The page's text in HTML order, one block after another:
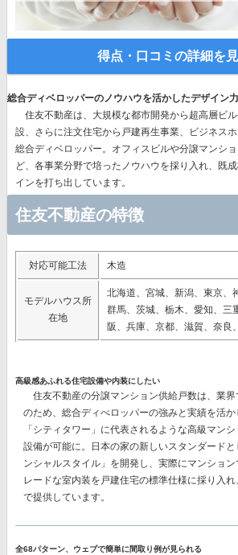
得点・口コミの詳細を
総合ディベロッパーのノウハウを活かしたデザイン力
住友不動産は、 大規模な都市開発から超高層ビ
設、さらに注文住宅から戸建再生事業、ビジネス
総合ディベロッパー。 オフィスビルや分譲マンシ
ど、各事業分野で培ったノウハウを採り入れ、既
インを打ち出しています。
住友不動産の特徴
対応可能工法 木造
モデルハウス所
在地
北海道、宮城、新潟、東京、
群馬、茨城、栃木、愛知、三
阪、兵庫、京都、滋賀、奈良
高級感あふれる住宅設備や内装にしたい
住友不動産の分譲マンション供給戸数は、業界
のため、総合ディべロッパーの強みと実績を活
「シティタワー」に代表されるような高級マン
設備が可能に。日本の家の新しいスタンダード
ンシャルスタイル」を開発し、実際にマンショ
レードな室内装を戸建住宅の標準仕様に採り入
で提供しています。
全68パターン、ウェブで簡単に間取り例が見られる